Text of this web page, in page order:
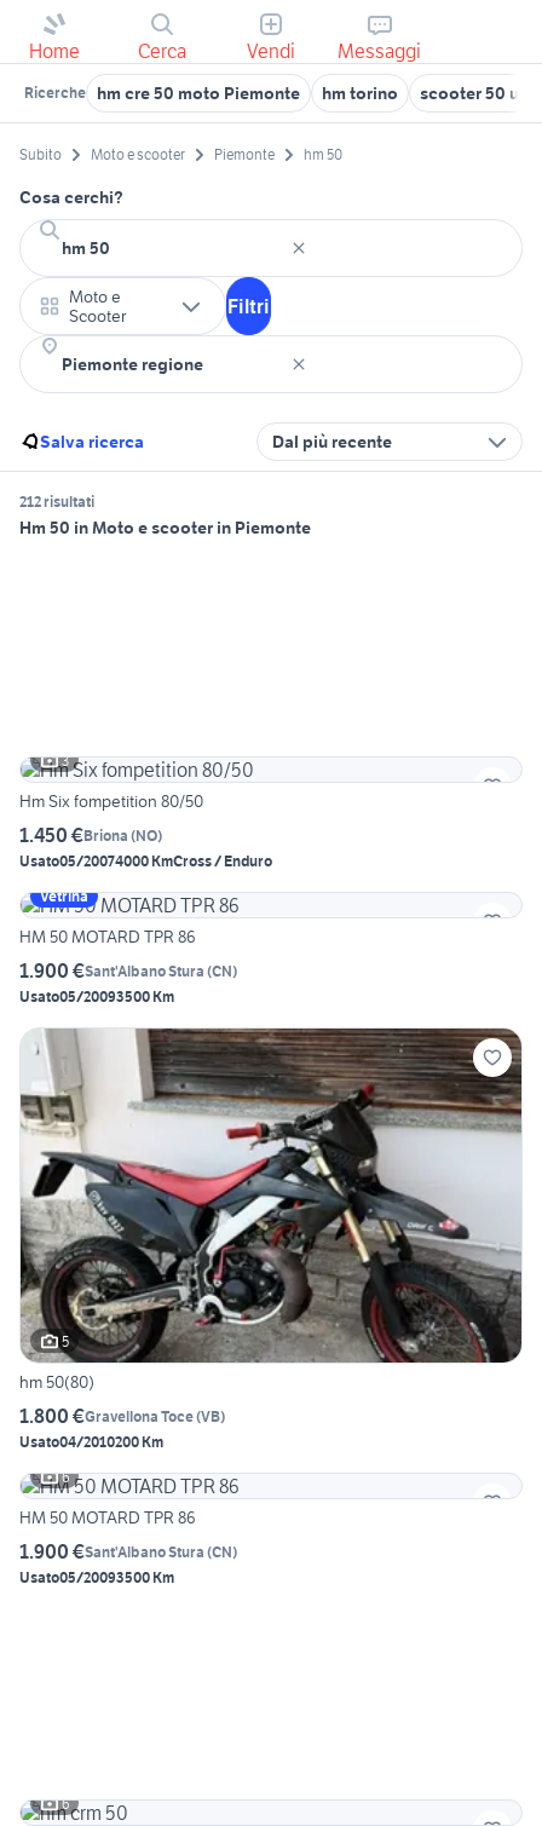
Home Cerca Vendi Messaggi
Ricerche hm cre 50 moto Piemonte hm torino scooter 50
Subito Moto e scooter Piemonte hm 50
Cosa cerchi?
Moto e
Scooter
Filtri
Salva ricerca Dal più recente
212 risultati
Hm 50 in Moto e scooter in Piemonte
3
Hm Six fompetition 80/50
1.450 €Briona (NO)
Usato05/20074000 KmCross / Enduro
Vetrina
HM 50 MOTARD TPR 86
1.900 €Sant'Albano Stura (CN)
Usato05/20093500 Km
5
hm 50(80)
1.800 €Gravellona Toce(VB)
Usato04/2010200 Km
6
HM 50 MOTARD TPR 86
1.900 €Sant'Albano Stura (CN)
Usato05/20093500 Km
6